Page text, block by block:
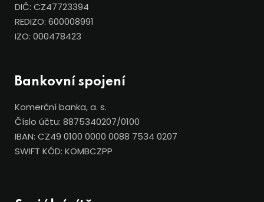
DIČ: CZ47723394
REDIZO: 600008991
IZO: 000478423
Bankovní spojení
Komerční banka, a. s.
Číslo účtu: 8875340207/0100
IBAN: CZ49 0100 0000 0088 7534 0207
SWIFT KÓD: KOMBCZPP